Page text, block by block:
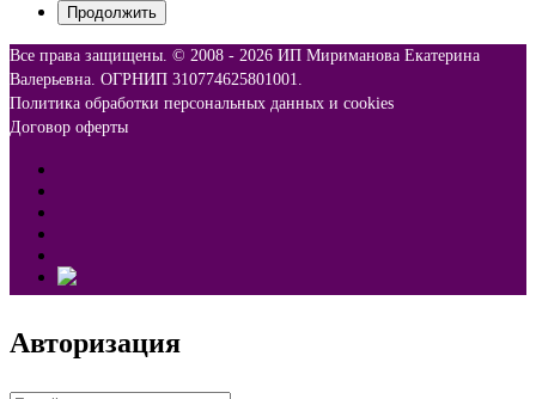
Все права защищены. © 2008 - 2026 ИП Мириманова Екатерина
Валерьевна. ОГРНИП 310774625801001.
Политика обработки персональных данных и cookies
Договор оферты
Авторизация